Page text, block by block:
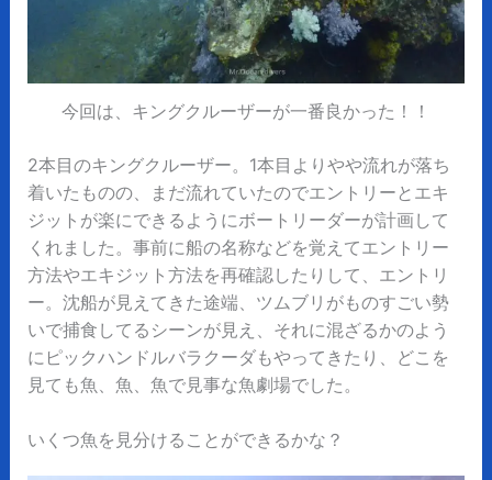
今回は、キングクルーザーが一番良かった！！
2本目のキングクルーザー。1本目よりやや流れが落ち
着いたものの、まだ流れていたのでエントリーとエキ
ジットが楽にできるようにボートリーダーが計画して
くれました。事前に船の名称などを覚えてエントリー
方法やエキジット方法を再確認したりして、エントリ
ー。沈船が見えてきた途端、ツムブリがものすごい勢
いで捕食してるシーンが見え、それに混ざるかのよう
にピックハンドルバラクーダもやってきたり、どこを
見ても魚、魚、魚で見事な魚劇場でした。
いくつ魚を見分けることができるかな？